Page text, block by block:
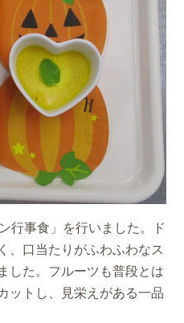
行事食」を行いました。ド
、口当たりがふわふわなス
した。フルーツも普段とは
ットし、見栄えがある一品